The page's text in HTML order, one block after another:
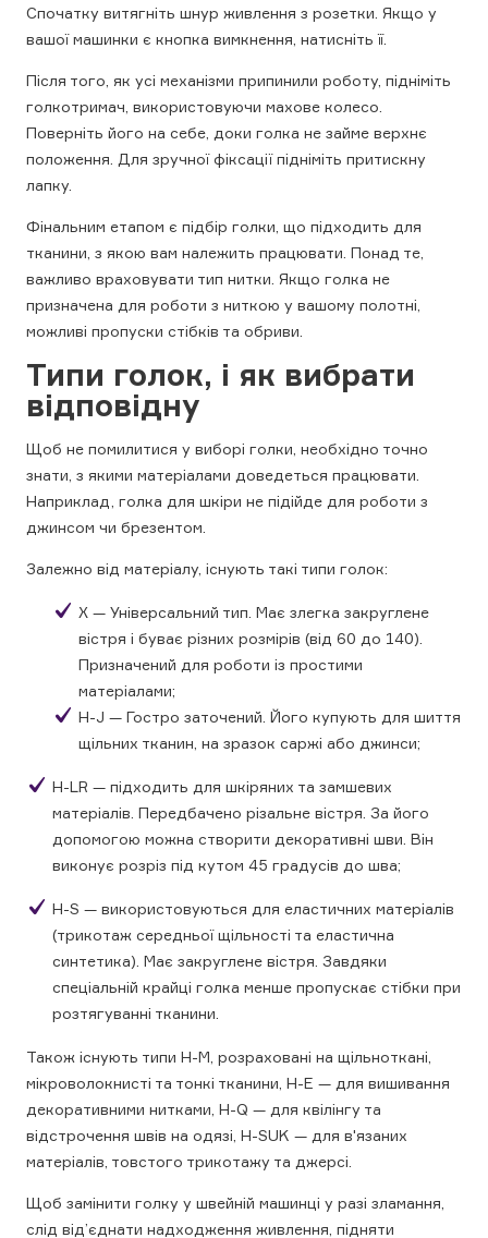
Спочатку витягніть шнур живлення з розетки. Якщо у
вашої машинки є кнопка вимкнення, натисніть її.
Після того, як усі механізми припинили роботу, підніміть
голкотримач, використовуючи махове колесо.
Поверніть його на себе, доки голка не займе верхнє
положення. Для зручної фіксації підніміть притискну
лапку.
Фінальним етапом є підбір голки, що підходить для
тканини, з якою вам належить працювати. Понад те,
важливо враховувати тип нитки. Якщо голка не
призначена для роботи з ниткою у вашому полотні,
можливі пропуски стібків та обриви.
Типи голок, і як вибрати
відповідну
Щоб не помилитися у виборі голки, необхідно точно
знати, з якими матеріалами доведеться працювати.
Наприклад, голка для шкіри не підійде для роботи з
джинсом чи брезентом.
Залежно від матеріалу, існують такі типи голок:
Х — Універсальний тип. Має злегка закруглене
вістря і буває різних розмірів (від 60 до 140).
Призначений для роботи із простими
матеріалами;
H-J — Гостро заточений. Його купують для шиття
щільних тканин, на зразок саржі або джинси;
H-LR — підходить для шкіряних та замшевих
матеріалів. Передбачено різальне вістря. За його
допомогою можна створити декоративні шви. Він
виконує розріз під кутом 45 градусів до шва;
H-S — використовуються для еластичних матеріалів
(трикотаж середньої щільності та еластична
синтетика). Має закруглене вістря. Завдяки
спеціальній крайці голка менше пропускає стібки при
розтягуванні тканини.
Також існують типи H-M, розраховані на щільноткані,
мікроволокнисті та тонкі тканини, Н-Е — для вишивання
декоративними нитками, H-Q — для квілінгу та
відстрочення швів на одязі, H-SUK — для в'язаних
матеріалів, товстого трикотажу та джерсі.
Щоб замінити голку у швейній машинці у разі зламання,
слід від’єднати надходження живлення, підняти